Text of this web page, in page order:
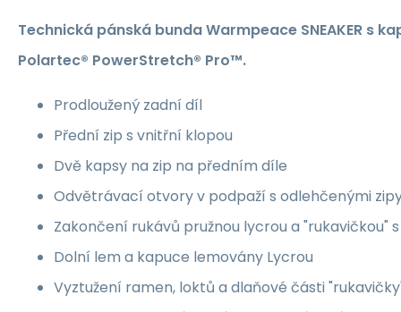
Technická pánská bunda Warmpeace SNEAKER s
Polartec® PowerStretch® Pro™.
Prodloužený zadní díl
Přední zip s vnitřní klopou
Dvě kapsy na zip na předním díle
Odvětrávací otvory v podpaží s odlehčenými
Zakončení rukávů pružnou lycrou a "rukavičkou"
Dolní lem a kapuce lemovány Lycrou
Vyztužení ramen, loktů a dlaňové části